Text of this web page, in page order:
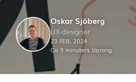
Oskar Sjöberg
UX-designer
23 FEB, 2024
Ca 3 minuters läsning